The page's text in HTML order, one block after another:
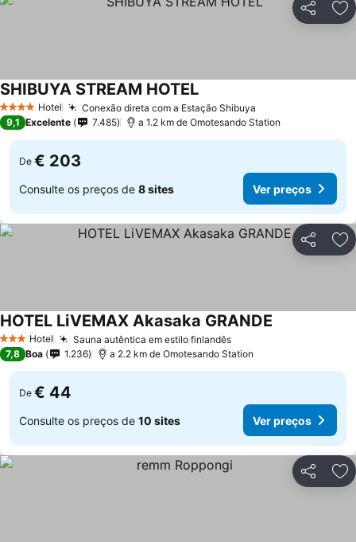
Partilhar
4 EstrelasHotel Conexão direta com a Estação Shibuya
SHIBUYA STREAM HOTELVer preços
9,1 Excelente 7.485 a 1.2 km de Omotesando Station
De € 203
Consulte os preços de 8 sites Ver preços
Partilhar
3 EstrelasHotel Sauna autêntica em estilo finlandêsVer preços
HOTEL LiVEMAX Akasaka GRANDE
7,8 Boa 1.236 a 2.2 km de Omotesando Station
De € 44
Consulte os preços de 10 sites Ver preços
Partilhar